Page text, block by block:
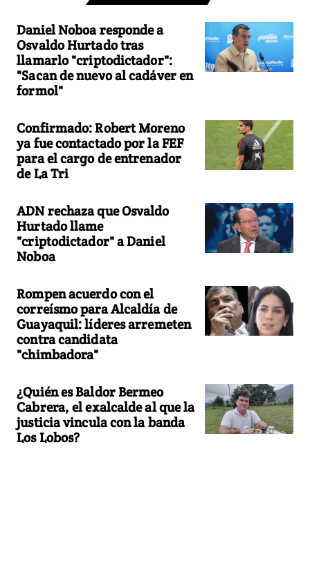
Daniel Noboa responde a
Osvaldo Hurtado tras
llamarlo "criptodictador":
"Sacan de nuevo al cadáver en
formol"
Confirmado: Robert Moreno
ya fue contactado por la FEF
para el cargo de entrenador
de La Tri
ADN rechaza que Osvaldo
Hurtado llame
"criptodictador" a Daniel
Noboa
Rompen acuerdo con el
correísmo para Alcaldía de
Guayaquil: líderes arremeten
contra candidata
"chimbadora"
¿Quién es Baldor Bermeo
Cabrera, el exalcalde al que la
justicia vincula con la banda
Los Lobos?